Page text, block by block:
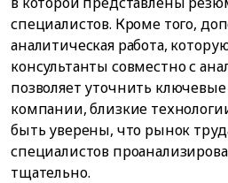
специалистов. Кроме того,
аналитическая работа,
консультанты совместно с
позволяет уточнить
компании, близкие
быть уверены, что рынок
специалистов
тщательно.